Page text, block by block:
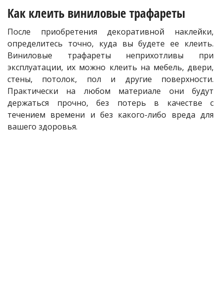
Как клеить виниловые трафареты
После приобретения декоративной наклейки,
определитесь точно, куда вы будете ее клеить.
Виниловые трафареты неприхотливы при
эксплуатации, их можно клеить на мебель, двери,
стены, потолок, пол и другие поверхности.
Практически на любом материале они будут
держаться прочно, без потерь в качестве с
течением времени и без какого-либо вреда для
вашего здоровья.